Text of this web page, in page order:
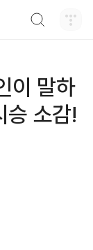
이 말하
승 소감!